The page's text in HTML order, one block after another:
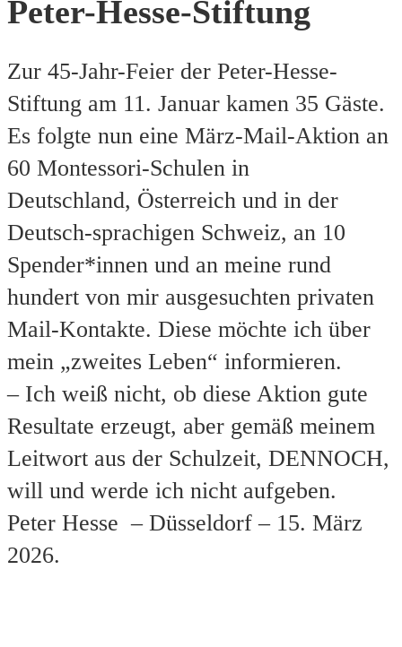
Peter-Hesse-Stiftung
Zur 45-Jahr-Feier der Peter-Hesse-
Stiftung am 11. Januar kamen 35 Gäste.
Es folgte nun eine März-Mail-Aktion an
60 Montessori-Schulen in
Deutschland, Österreich und in der
Deutsch-sprachigen Schweiz, an 10
Spender*innen und an meine rund
hundert von mir ausgesuchten privaten
Mail-Kontakte. Diese möchte ich über
mein „zweites Leben“ informieren.
– Ich weiß nicht, ob diese Aktion gute
Resultate erzeugt, aber gemäß meinem
Leitwort aus der Schulzeit, DENNOCH,
will und werde ich nicht aufgeben.
Peter Hesse – Düsseldorf – 15. März
2026.